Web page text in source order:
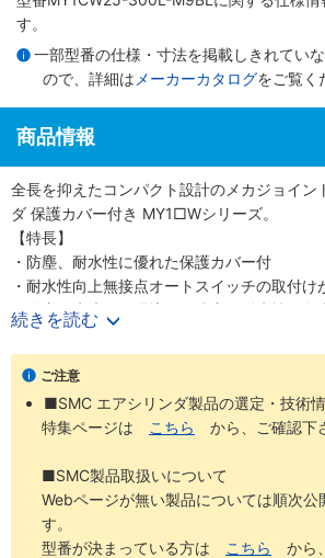
す。
一部型番の仕様・寸法を掲載しきれてい
ので、詳細は メーカーカタログをご覧く
商品情報
全長を抑えたコンパクト設計のメカジョイン
ダ 保護カバー付き MY1□Wシリーズ。
【特長】
・防塵、耐水性に優れた保護カバー付
・耐水性向上無接点オートスイッチの取付け
・粉塵、水滴飛散環境での防塵、耐水性が向上
・サイドシールによりボディ側面の防塵、耐
・ベースシリンダのオプションもそのまま使
【20-シリーズ 銅系・フッ素系不可仕様】
・銅材質、フッ素材質を嫌う環境での使用に
続きを読む
ご注意
■SMC エアシリンダ製品の選定・技術
特集ページは
こちら から、ご確認下
■SMC製品取扱いについて
Webページが無い製品については順次公
す。
型番が決まっている方は
こちら
から